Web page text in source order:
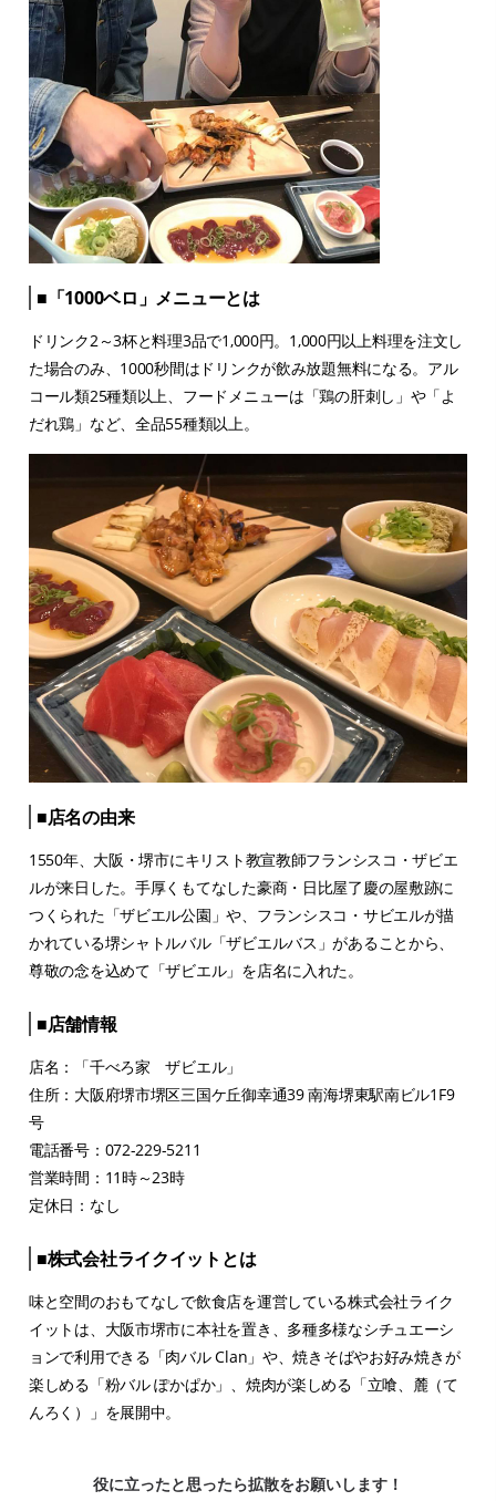
■「1000ベロ」メニューとは
ドリンク2～3杯と料理3品で1,000円。1,000円以上料理を注文し
た場合のみ、1000秒間はドリンクが飲み放題無料になる。アル
コール類25種類以上、フードメニューは「鶏の肝刺し」や「よ
だれ鶏」など、全品55種類以上。
■店名の由来
1550年、大阪・堺市にキリスト教宣教師フランシスコ・ザビエ
ルが来日した。手厚くもてなした豪商・日比屋了慶の屋敷跡に
つくられた「ザビエル公園」や、フランシスコ・サビエルが描
かれている堺シャトルバル「ザビエルバス」があることから、
尊敬の念を込めて「ザビエル」を店名に入れた。
■店舗情報
店名：「千べろ家 ザビエル」
住所：大阪府堺市堺区三国ケ丘御幸通39 南海堺東駅南ビル1F9
号
電話番号：072-229-5211
営業時間：11時～23時
定休日：なし
■株式会社ライクイットとは
味と空間のおもてなしで飲食店を運営している株式会社ライク
イットは、大阪市堺市に本社を置き、多種多様なシチュエーシ
ョンで利用できる「肉バル Clan」や、焼きそばやお好み焼きが
楽しめる「粉バル ぽかぱか」、焼肉が楽しめる「立喰、麓（て
んろく）」を展開中。
役に立ったと思ったら拡散をお願いします！